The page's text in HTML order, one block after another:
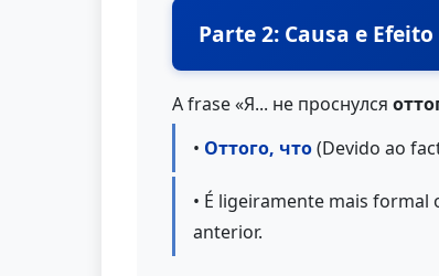
Parte 2: Causa e
A frase «Я... не проснулся
• Оттого, что(Devido ao
• É ligeiramente mais
anterior.